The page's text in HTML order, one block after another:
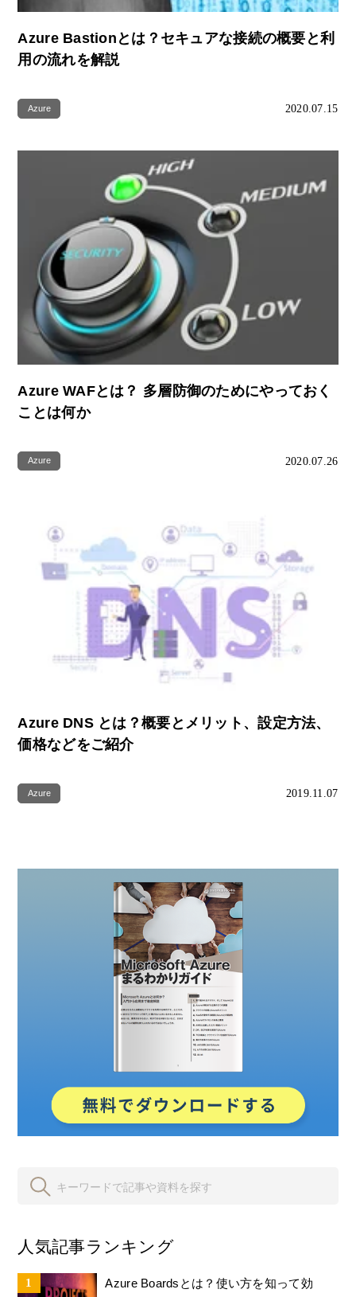
Azure Bastionとは？セキュアな接続の概要と利
用の流れを解説
Azure 2020.07.15
Azure WAFとは？ 多層防御のためにやっておく
ことは何か
Azure 2020.07.26
Azure DNS とは？概要とメリット、設定方法、
価格などをご紹介
Azure 2019.11.07
人気記事ランキング
Azure Boardsとは？使い方を知って効